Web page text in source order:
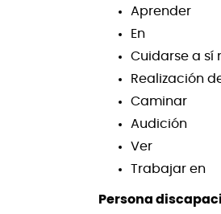
Aprender
En
Cuidarse a sí
Realización
Caminar
Audición
Ver
Trabajar en
Persona